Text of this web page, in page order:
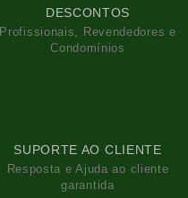
DESCONTOS
Profissionais, Revendedores e
Condomínios
SUPORTE AO CLIENTE
Resposta e Ajuda ao cliente
garantida